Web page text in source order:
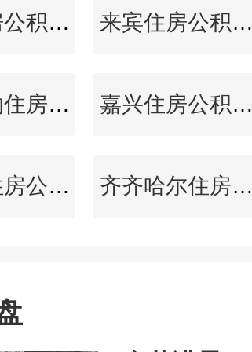
忻州住房公积金查询 来宾住房公积金查询
西双版纳住房公积金查询 嘉兴住房公积金查询
双鸭山住房公积金查询 齐齐哈尔住房公积金查询